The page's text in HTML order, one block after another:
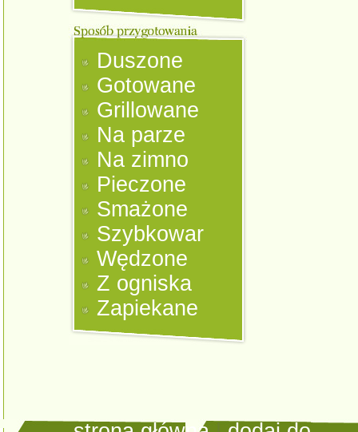
Duszone
Gotowane
Grillowane
Na parze
Na zimno
Pieczone
Smażone
Szybkowar
Wędzone
Z ogniska
Zapiekane